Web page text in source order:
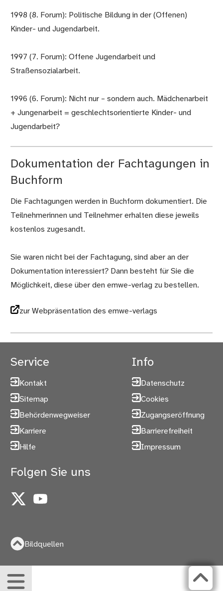
1998 (8. Forum): Politische Bildung in der (Offenen)
Kinder- und Jugendarbeit.
1997 (7. Forum): Offene Jugendarbeit und
Straßensozialarbeit.
1996 (6. Forum): Nicht nur – sondern auch. Mädchenarbeit
+ Jungenarbeit = geschlechtsorientierte Kinder- und
Jugendarbeit?
Dokumentation der Fachtagungen in
Buchform
Die Fachtagungen werden in Buchform dokumentiert. Die
Teilnehmerinnen und Teilnehmer erhalten diese jeweils
kostenlos zugesandt.
Sie waren nicht bei der Fachtagung, sind aber an der
Dokumentation interessiert? Dann besteht für Sie die
Möglichkeit, diese über den emwe-verlag zu bestellen.
zur Webpräsentation des emwe-verlags
Service
Kontakt
Sitemap
Behördenwegweiser
Karriere
Hilfe
Info
Datenschutz
Cookies
Zugangseröffnung
Barrierefreiheit
Impressum
Folgen Sie uns
X YouTube
Bildquellen
Menü